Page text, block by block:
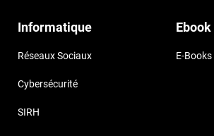
Informatique
Réseaux Sociaux
Cybersécurité
SIRH
Ebook
E-Books